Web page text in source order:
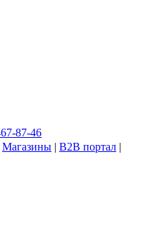
87-46
Магазины | B2B портал |